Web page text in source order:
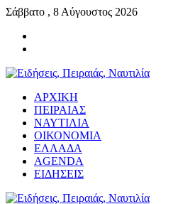
Σάββατο , 8 Αύγουστος 2026
ΑΡΧΙΚΗ
ΠΕΙΡΑΙΑΣ
ΝΑΥΤΙΛΙΑ
ΟΙΚΟΝΟΜΙΑ
ΕΛΛΑΔΑ
AGENDA
ΕΙΔΗΣΕΙΣ